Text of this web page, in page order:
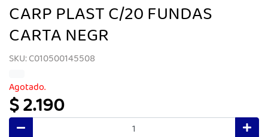
CARP PLAST C/20 FUNDAS
CARTA NEGR
SKU: C010500145508
Agotado.
$ 2.190